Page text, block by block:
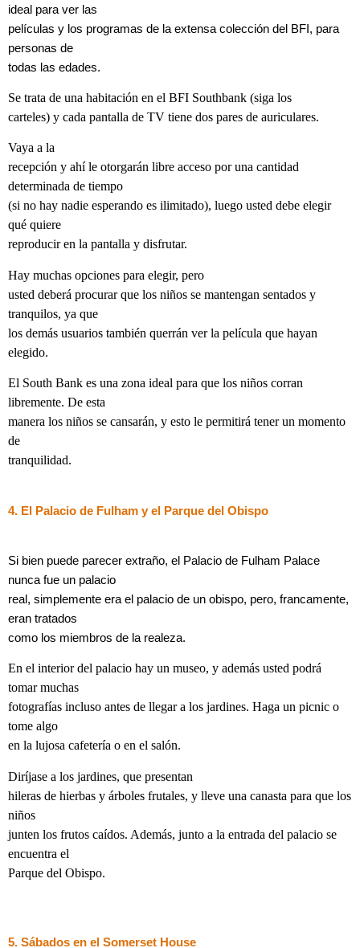
ideal para ver las
películas y los programas de la extensa colección del BFI, para
personas de
todas las edades.
Se trata de una habitación en el BFI Southbank (siga los
carteles) y cada pantalla de TV tiene dos pares de auriculares.
Vaya a la
recepción y ahí le otorgarán libre acceso por una cantidad
determinada de tiempo
(si no hay nadie esperando es ilimitado), luego usted debe elegir
qué quiere
reproducir en la pantalla y disfrutar.
Hay muchas opciones para elegir, pero
usted deberá procurar que los niños se mantengan sentados y
tranquilos, ya que
los demás usuarios también querrán ver la película que hayan
elegido.
El South Bank es una zona ideal para que los niños corran
libremente. De esta
manera los niños se cansarán, y esto le permitirá tener un momento
de
tranquilidad.
4. El Palacio de Fulham y el Parque del Obispo
Si bien puede parecer extraño, el Palacio de Fulham Palace
nunca fue un palacio
real, simplemente era el palacio de un obispo, pero, francamente,
eran tratados
como los miembros de la realeza.
En el interior del palacio hay un museo, y además usted podrá
tomar muchas
fotografías incluso antes de llegar a los jardines. Haga un picnic o
tome algo
en la lujosa cafetería o en el salón.
Diríjase a los jardines, que presentan
hileras de hierbas y árboles frutales, y lleve una canasta para que los
niños
junten los frutos caídos. Además, junto a la entrada del palacio se
encuentra el
Parque del Obispo.
5. Sábados en el Somerset House